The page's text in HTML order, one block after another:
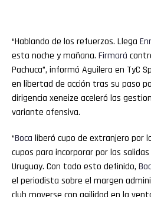
“Hablando de los refuerzos. Llega
esta noche y mañana. Firmará
Pachuca”, informó Aguilera en TyC
en libertad de acción tras su paso
dirigencia xeneize aceleró las
variante ofensiva.
“Boca liberó cupo de extranjero por
cupos para incorporar por las
Uruguay. Con todo esto definido,
el periodista sobre el margen